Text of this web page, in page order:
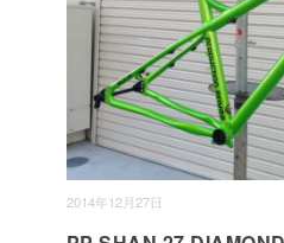
2014年12月27日